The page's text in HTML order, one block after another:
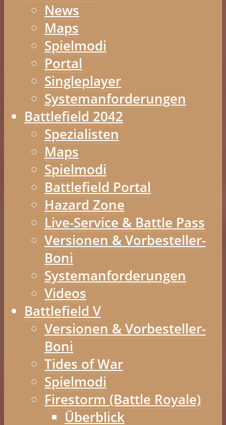
News
Maps
Spielmodi
Portal
Singleplayer
Systemanforderungen
Battlefield 2042
Spezialisten
Maps
Spielmodi
Battlefield Portal
Hazard Zone
Live-Service & Battle Pass
Versionen & Vorbesteller-
Boni
Systemanforderungen
Videos
Battlefield V
Versionen & Vorbesteller-
Boni
Tides of War
Spielmodi
Firestorm (Battle Royale)
Überblick